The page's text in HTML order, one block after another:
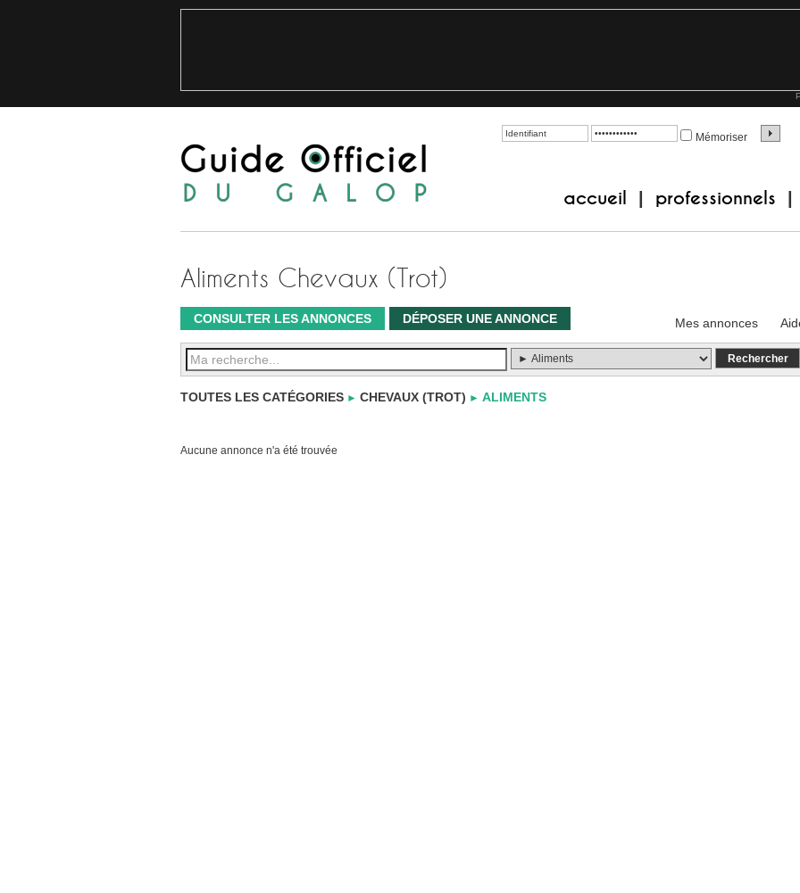
Mémoriser
accueil professionnels
Aliments Chevaux (Trot)
CONSULTER LES ANNONCES DÉPOSER UNE ANNONCE Mes annonces
TOUTES LES CATÉGORIES ► CHEVAUX (TROT) ► ALIMENTS
Aucune annonce n'a été trouvée